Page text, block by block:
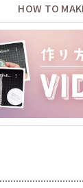
HOW TO